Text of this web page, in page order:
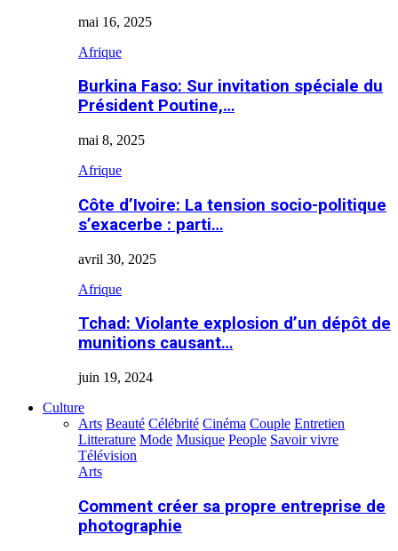
mai 16, 2025
Afrique
Burkina Faso: Sur invitation spéciale du
Président Poutine,…
mai 8, 2025
Afrique
Côte d’Ivoire: La tension socio-politique
s’exacerbe : parti…
avril 30, 2025
Afrique
Tchad: Violante explosion d’un dépôt de
munitions causant…
juin 19, 2024
Culture
Arts Beauté Célébrité Cinéma Couple Entretien
Litterature Mode Musique People Savoir vivre
Télévision
Arts
Comment créer sa propre entreprise de
photographie